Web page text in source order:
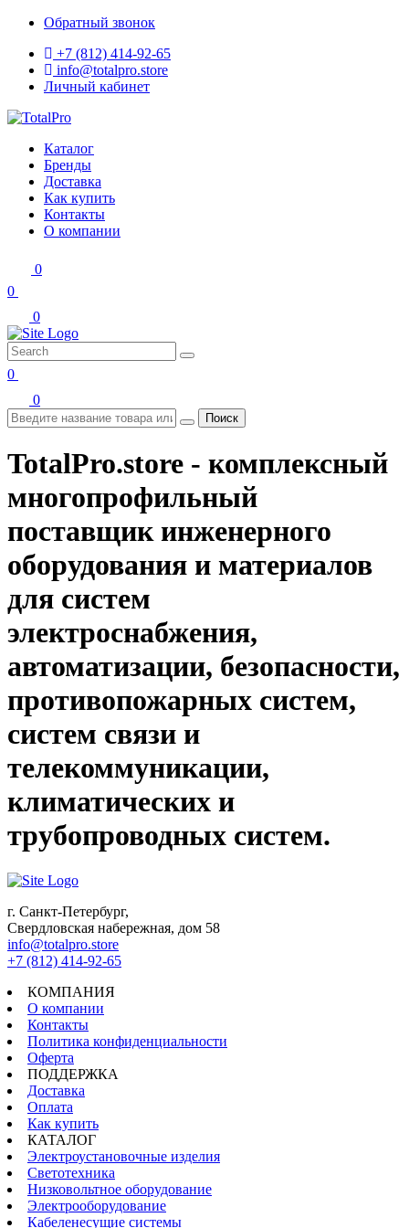
Обратный звонок
+7 (812) 414-92-65
info@totalpro.store
Личный кабинет
Каталог
Бренды
Доставка
Как купить
Контакты
О компании
0
0
0
0
0
Поиск
TotalPro.store - комплексный
многопрофильный
поставщик инженерного
оборудования и материалов
для систем
электроснабжения,
автоматизации, безопасности,
противопожарных систем,
систем связи и
телекоммуникации,
климатических и
трубопроводных систем.
г. Санкт-Петербург,
Свердловская набережная, дом 58
info@totalpro.store
+7 (812) 414-92-65
КОМПАНИЯ
О компании
Контакты
Политика конфиденциальности
Оферта
ПОДДЕРЖКА
Доставка
Оплата
Как купить
КАТАЛОГ
Электроустановочные изделия
Светотехника
Низковольтное оборудование
Электрооборудование
Кабеленесущие системы